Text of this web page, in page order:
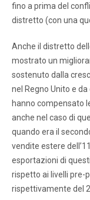
fino a prima del
distretto (con una
Anche il distretto
mostrato un
sostenuto dalla
nel Regno Unito e
hanno compensato
anche nel caso di
quando era il
vendite estere
esportazioni di
rispetto ai livelli pre-
rispettivamente del